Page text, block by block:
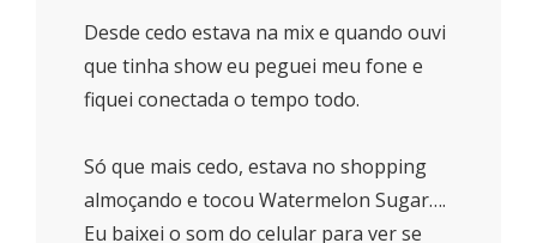
Desde cedo estava na mix e quando ouvi
que tinha show eu peguei meu fone e
fiquei conectada o tempo todo.
Só que mais cedo, estava no shopping
almoçando e tocou Watermelon Sugar….
Eu baixei o som do celular para ver se